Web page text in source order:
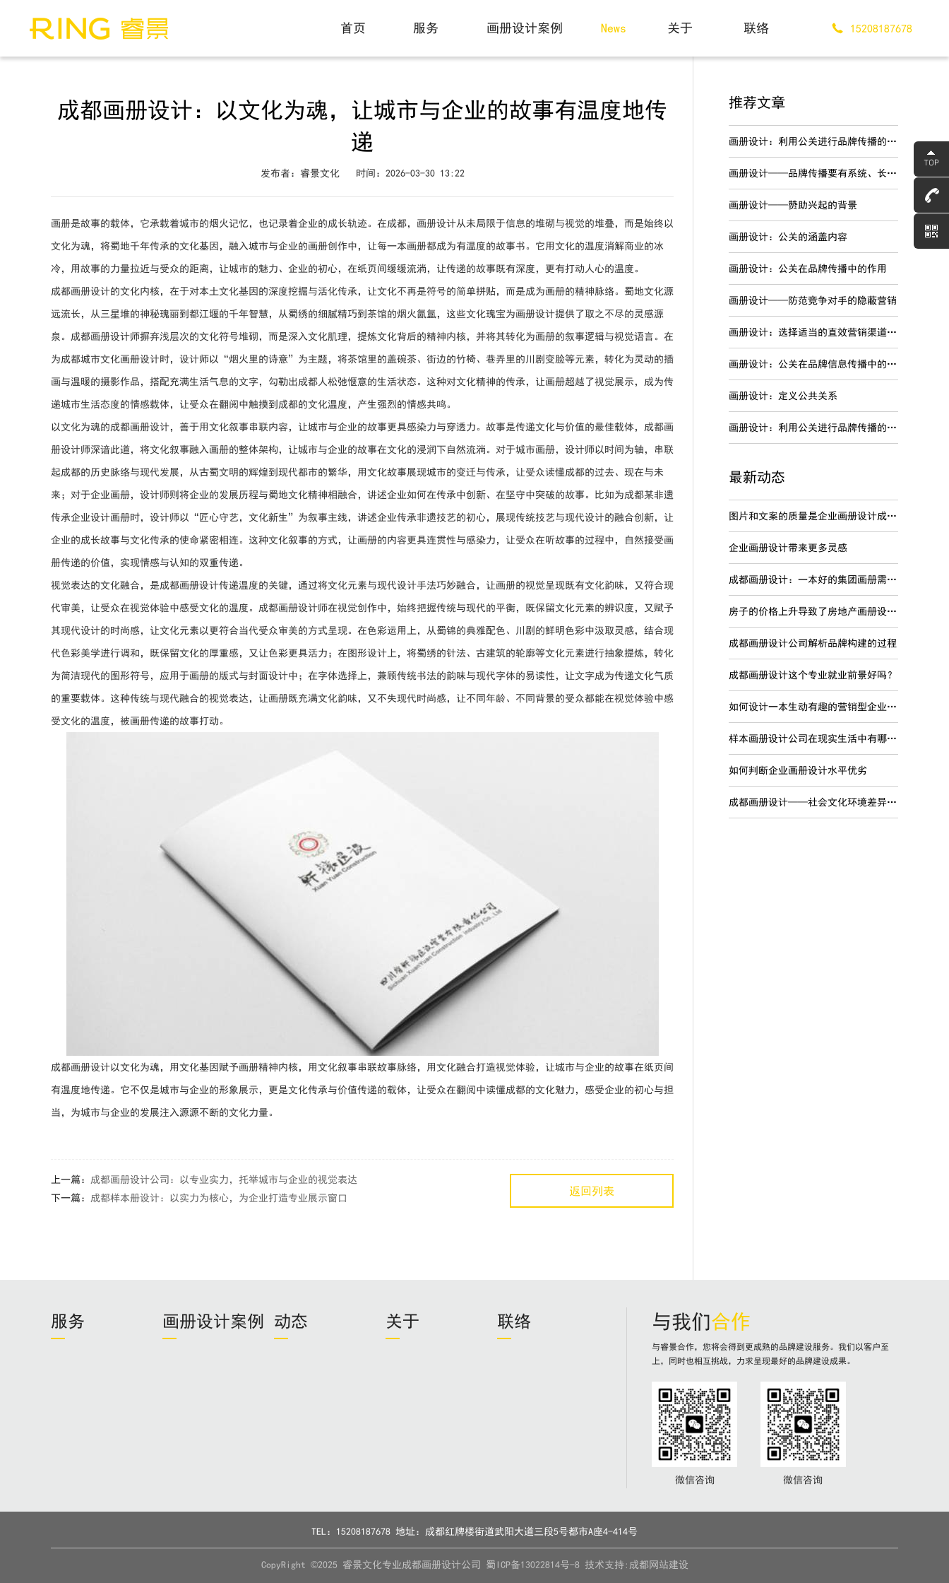
15208187678
首页
服务
画册设计案例
News
关于
联络
成都画册设计：以文化为魂，让城市与企业的故事有温度地传
递
发布者：睿景文化 时间：2026-03-30 13:22
画册是故事的载体，它承载着城市的烟火记忆，也记录着企业的成长轨迹。在成都，画册设计从未局限于信息的堆砌与视觉的堆叠，而是始终以
文化为魂，将蜀地千年传承的文化基因，融入城市与企业的画册创作中，让每一本画册都成为有温度的故事书。它用文化的温度消解商业的冰
冷，用故事的力量拉近与受众的距离，让城市的魅力、企业的初心，在纸页间缓缓流淌，让传递的故事既有深度，更有打动人心的温度。
成都画册设计的文化内核，在于对本土文化基因的深度挖掘与活化传承，让文化不再是符号的简单拼贴，而是成为画册的精神脉络。蜀地文化源
远流长，从三星堆的神秘瑰丽到都江堰的千年智慧，从蜀绣的细腻精巧到茶馆的烟火氤氲，这些文化瑰宝为画册设计提供了取之不尽的灵感源
泉。成都画册设计师摒弃浅层次的文化符号堆砌，而是深入文化肌理，提炼文化背后的精神内核，并将其转化为画册的叙事逻辑与视觉语言。在
为成都城市文化画册设计时，设计师以“烟火里的诗意”为主题，将茶馆里的盖碗茶、街边的竹椅、巷弄里的川剧变脸等元素，转化为灵动的插
画与温暖的摄影作品，搭配充满生活气息的文字，勾勒出成都人松弛惬意的生活状态。这种对文化精神的传承，让画册超越了视觉展示，成为传
递城市生活态度的情感载体，让受众在翻阅中触摸到成都的文化温度，产生强烈的情感共鸣。
以文化为魂的成都画册设计，善于用文化叙事串联内容，让城市与企业的故事更具感染力与穿透力。故事是传递文化与价值的最佳载体，成都画
册设计师深谙此道，将文化叙事融入画册的整体架构，让城市与企业的故事在文化的浸润下自然流淌。对于城市画册，设计师以时间为轴，串联
起成都的历史脉络与现代发展，从古蜀文明的辉煌到现代都市的繁华，用文化故事展现城市的变迁与传承，让受众读懂成都的过去、现在与未
来；对于企业画册，设计师则将企业的发展历程与蜀地文化精神相融合，讲述企业如何在传承中创新、在坚守中突破的故事。比如为成都某非遗
传承企业设计画册时，设计师以“匠心守艺，文化新生”为叙事主线，讲述企业传承非遗技艺的初心，展现传统技艺与现代设计的融合创新，让
企业的成长故事与文化传承的使命紧密相连。这种文化叙事的方式，让画册的内容更具连贯性与感染力，让受众在听故事的过程中，自然接受画
册传递的价值，实现情感与认知的双重传递。
视觉表达的文化融合，是成都画册设计传递温度的关键，通过将文化元素与现代设计手法巧妙融合，让画册的视觉呈现既有文化韵味，又符合现
代审美，让受众在视觉体验中感受文化的温度。成都画册设计师在视觉创作中，始终把握传统与现代的平衡，既保留文化元素的辨识度，又赋予
其现代设计的时尚感，让文化元素以更符合当代受众审美的方式呈现。在色彩运用上，从蜀锦的典雅配色、川剧的鲜明色彩中汲取灵感，结合现
代色彩美学进行调和，既保留文化的厚重感，又让色彩更具活力；在图形设计上，将蜀绣的针法、古建筑的轮廓等文化元素进行抽象提炼，转化
为简洁现代的图形符号，应用于画册的版式与封面设计中；在字体选择上，兼顾传统书法的韵味与现代字体的易读性，让文字成为传递文化气质
的重要载体。这种传统与现代融合的视觉表达，让画册既充满文化韵味，又不失现代时尚感，让不同年龄、不同背景的受众都能在视觉体验中感
受文化的温度，被画册传递的故事打动。
成都画册设计以文化为魂，用文化基因赋予画册精神内核，用文化叙事串联故事脉络，用文化融合打造视觉体验，让城市与企业的故事在纸页间
有温度地传递。它不仅是城市与企业的形象展示，更是文化传承与价值传递的载体，让受众在翻阅中读懂成都的文化魅力，感受企业的初心与担
当，为城市与企业的发展注入源源不断的文化力量。
上一篇： 成都画册设计公司：以专业实力，托举城市与企业的视觉表达
下一篇： 成都样本册设计：以实力为核心，为企业打造专业展示窗口
返回列表
推荐文章
画册设计：利用公关进行品牌传播的优势
画册设计——品牌传播要有系统、长期的战略规划
画册设计——赞助兴起的背景
画册设计：公关的涵盖内容
画册设计：公关在品牌传播中的作用
画册设计——防范竞争对手的隐蔽营销
画册设计：选择适当的直效营销渠道进行品牌传播
画册设计：公关在品牌信息传播中的特点
画册设计：定义公共关系
画册设计：利用公关进行品牌传播的劣势
最新动态
图片和文案的质量是企业画册设计成功关键
企业画册设计带来更多灵感
成都画册设计：一本好的集团画册需要内容准确
房子的价格上升导致了房地产画册设计变得非常的火爆吗？
成都画册设计公司解析品牌构建的过程
成都画册设计这个专业就业前景好吗？
如何设计一本生动有趣的营销型企业宣传画册
样本画册设计公司在现实生活中有哪些现实意义？
如何判断企业画册设计水平优劣
成都画册设计——社会文化环境差异对品牌国际化的影响
服务 画册设计案例 动态 关于 联络 与我们合作
与睿景合作，您将会得到更成熟的品牌建设服务。我们以客户至
上，同时也相互挑战，力求呈现最好的品牌建设成果。
微信咨询 微信咨询
TEL：15208187678 地址：成都红牌楼街道武阳大道三段5号都市A座4-414号
CopyRight ©2025 睿景文化专业成都画册设计公司 蜀ICP备13022814号-8 技术支持: 成都网站建设